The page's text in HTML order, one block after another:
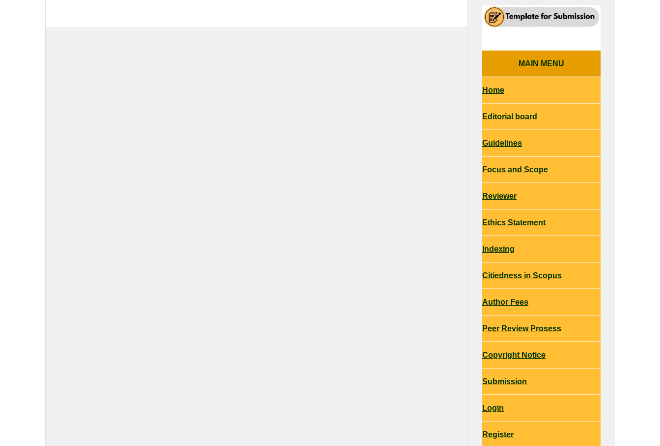
MAIN MENU
Home
Editorial board
Guidelines
Focus and Scope
Reviewer
Ethics Statement
Indexing
Citiedness in Scopus
Author Fees
Peer Review Prosess
Copyright Notice
Submission
Login
Register